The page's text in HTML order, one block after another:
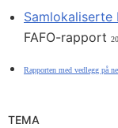
FAFO-rapport
Rapporten med vedlegg på
TEMA